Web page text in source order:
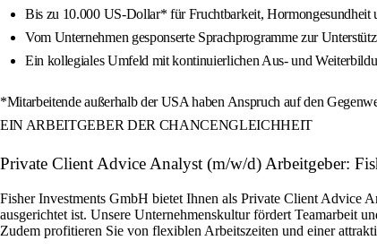
Bis zu 10.000 US-Dollar* für Fruchtbarkeit, Hormongesundheit
Vom Unternehmen gesponserte Sprachprogramme zur
Ein kollegiales Umfeld mit kontinuierlichen Aus- und
*Mitarbeitende außerhalb der USA haben Anspruch auf den
EIN ARBEITGEBER DER CHANCENGLEICHHEIT
Private Client Advice Analyst (m/w/d) Arbeitgeber:
Fisher Investments GmbH bietet Ihnen als Private Client Advice
ausgerichtet ist. Unsere Unternehmenskultur fördert Teamarbeit
Zudem profitieren Sie von flexiblen Arbeitszeiten und einer